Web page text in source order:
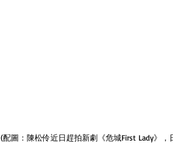
(配圖：陳松伶近日趕拍新劇《危城First Lady》